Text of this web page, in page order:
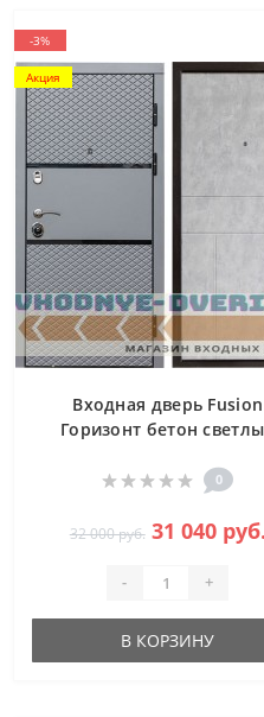
-3%
Акция
Входная дверь Fusion
Горизонт бетон
0
32 000 руб. 31 040 руб.
- +
В КОРЗИНУ